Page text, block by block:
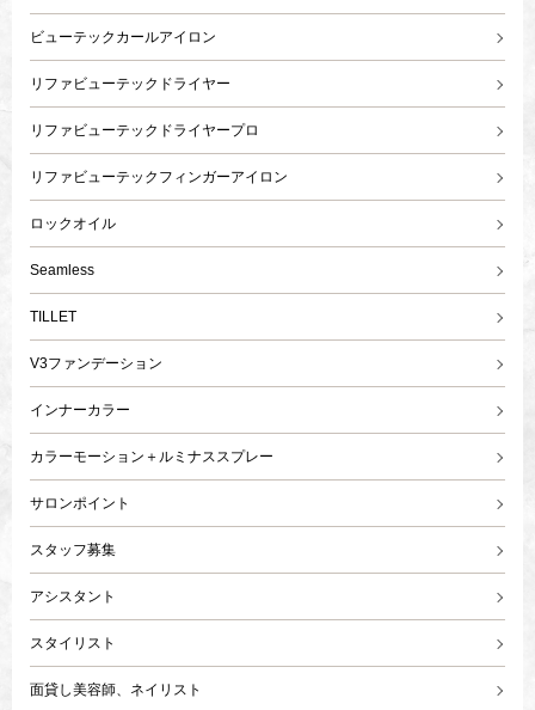
ビューテックカールアイロン
リファビューテックドライヤー
リファビューテックドライヤープロ
リファビューテックフィンガーアイロン
ロックオイル
Seamless
TILLET
V3ファンデーション
インナーカラー
カラーモーション＋ルミナススプレー
サロンポイント
スタッフ募集
アシスタント
スタイリスト
面貸し美容師、ネイリスト